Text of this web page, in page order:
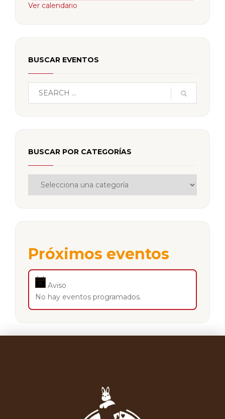
Ver calendario
BUSCAR EVENTOS
BUSCAR POR CATEGORÍAS
Próximos eventos
Aviso
No hay eventos programados.